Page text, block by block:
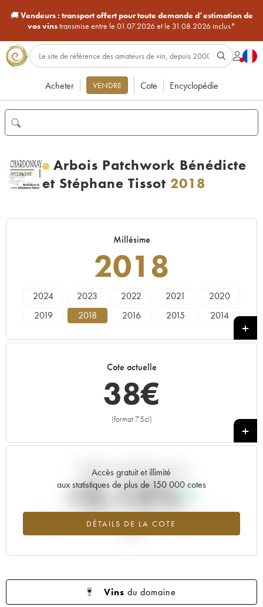
🚚Vendeurs : transport offert pour toute demande d’estimation de
vos vinstransmise entre le 01.07.2026 et le 31.08.2026 inclus*
Acheter VENDRE Cote Encyclopédie
Arbois Patchwork Bénédicte
et Stéphane Tissot 2018
Millésime
2018
2024 2023 2022 2021
2020
2019
2018 2016 2015 2014
Cote actuelle
38€
(format 75cl)
+
Accès gratuit et illimité
aux statistiques de plus de 150 000 cotes
DÉTAILS DE LA COTE
Tendance actuelle de la cote
+2.12%
Tendance à la hausse du millésime 2018 en 2026 par rapport à
Vins du domaine